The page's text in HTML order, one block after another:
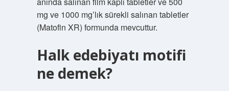
mg ve 1000 mg’lık sürekli salınan tabletler
(Matofin XR) formunda mevcuttur.
Halk edebiyatı motifi
ne demek?